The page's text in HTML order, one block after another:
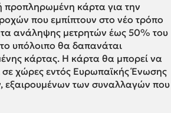
προπληρωμένη κάρτα για την
που εμπίπτουν στο νέο τρόπο
ανάληψης μετρητών έως 50% του
υπόλοιπο θα δαπανάται
κάρτας. Η κάρτα θα μπορεί να
σε χώρες εντός Ευρωπαϊκής Ένωσης
εξαιρουμένων των συναλλαγών που